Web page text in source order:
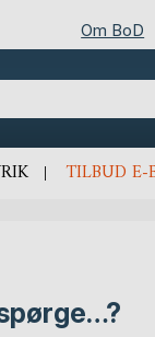
Om BoD
TILBUD E-